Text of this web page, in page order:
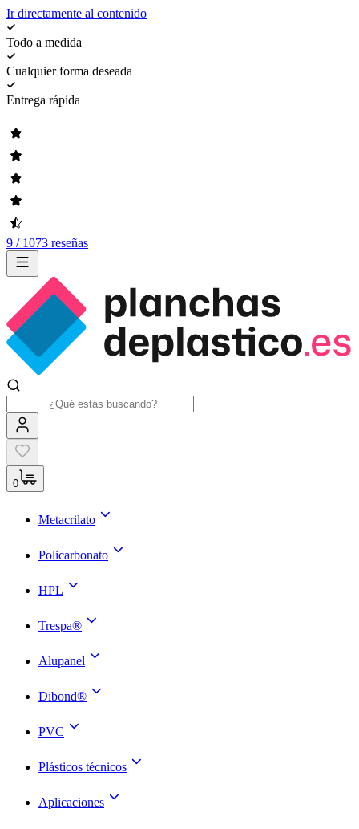
Ir directamente al contenido
Todo a medida
Cualquier forma deseada
Entrega rápida
9 / 1073 reseñas
0
Metacrilato
Policarbonato
HPL
Trespa®
Alupanel
Dibond®
PVC
Plásticos técnicos
Aplicaciones